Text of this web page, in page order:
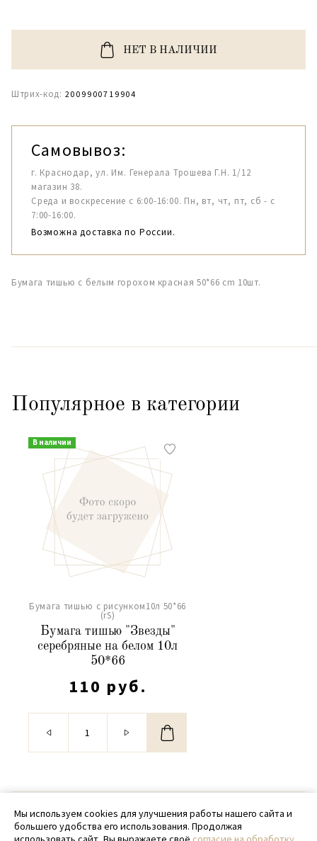
НЕТ В НАЛИЧИИ
Штрих-код: 2009900719904
Самовывоз:
г. Краснодар, ул. Им. Генерала Трошева Г.Н. 1/12
магазин 38.
Среда и воскресение с 6:00-16:00. Пн, вт, чт, пт, сб - с
7:00-16:00.
Возможна доставка по России.
Бумага тишью с белым горохом красная 50*66 cm 10шт.
Популярное в категории
В наличии
Бумага тишью с рисунком10л 50*66
(rS)
Бумага тишью "Звезды"
серебряные на белом 10л
50*66
110 руб.
© 2020 - 2026 SamPack
+ 7 (918) 699-97-87
Мы используем cookies для улучшения работы нашего сайта и
большего удобства его использования. Продолжая